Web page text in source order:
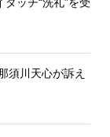
須川天心が訴え